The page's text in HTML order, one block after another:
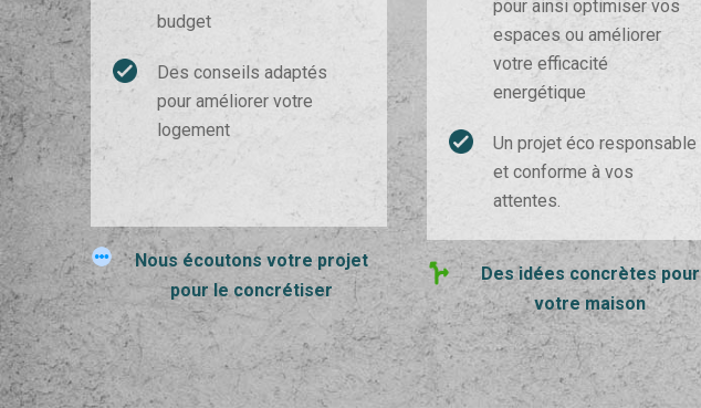
budget
Des conseils adaptés
pour améliorer votre
logement
Nous écoutons votre projet
pour le concrétiser
pour ainsi optimiser vos
espaces ou améliorer
votre efficacité
energétique
Un projet éco responsable
et conforme à vos
attentes.
Des idées concrètes pour
votre maison